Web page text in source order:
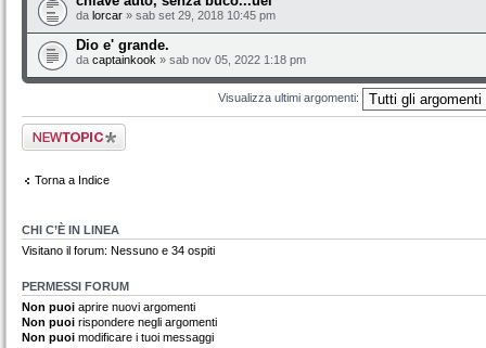
da lorcar » sab set 29, 2018 10:45 pm
Dio e' grande.
da captainkook » sab nov 05, 2022 1:18 pm
Visualizza ultimi argomenti:
Scrivi un nuovo
argomento
Torna a Indice
CHI C’È IN LINEA
Visitano il forum: Nessuno e 34 ospiti
PERMESSI FORUM
Non puoi aprire nuovi argomenti
Non puoi rispondere negli argomenti
Non puoi modificare i tuoi messaggi